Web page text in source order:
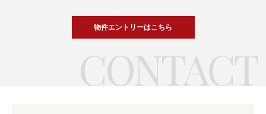
物件エントリーはこちら